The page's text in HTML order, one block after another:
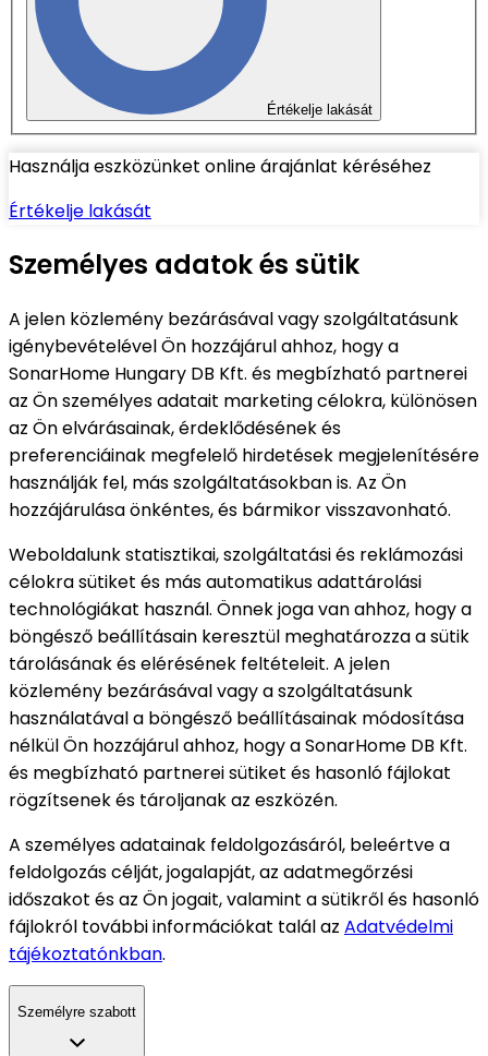
Értékelje lakását
Használja eszközünket online árajánlat kéréséhez
Értékelje lakását
Személyes adatok és sütik
A jelen közlemény bezárásával vagy szolgáltatásunk
igénybevételével Ön hozzájárul ahhoz, hogy a
SonarHome Hungary DB Kft. és megbízható partnerei
az Ön személyes adatait marketing célokra, különösen
az Ön elvárásainak, érdeklődésének és
preferenciáinak megfelelő hirdetések megjelenítésére
használják fel, más szolgáltatásokban is. Az Ön
hozzájárulása önkéntes, és bármikor visszavonható.
Weboldalunk statisztikai, szolgáltatási és reklámozási
célokra sütiket és más automatikus adattárolási
technológiákat használ. Önnek joga van ahhoz, hogy a
böngésző beállításain keresztül meghatározza a sütik
tárolásának és elérésének feltételeit. A jelen
közlemény bezárásával vagy a szolgáltatásunk
használatával a böngésző beállításainak módosítása
nélkül Ön hozzájárul ahhoz, hogy a SonarHome DB Kft.
és megbízható partnerei sütiket és hasonló fájlokat
rögzítsenek és tároljanak az eszközén.
A személyes adatainak feldolgozásáról, beleértve a
feldolgozás célját, jogalapját, az adatmegőrzési
időszakot és az Ön jogait, valamint a sütikről és hasonló
fájlokról további információkat talál az Adatvédelmi
tájékoztatónkban.
Személyre szabott